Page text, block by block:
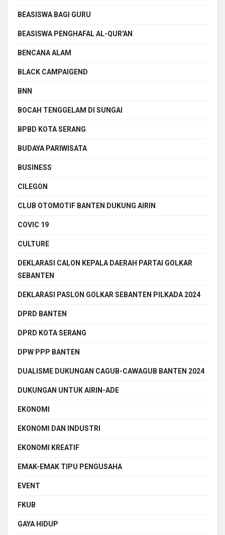
BEASISWA BAGI GURU
BEASISWA PENGHAFAL AL-QUR'AN
BENCANA ALAM
BLACK CAMPAIGEND
BNN
BOCAH TENGGELAM DI SUNGAI
BPBD KOTA SERANG
BUDAYA PARIWISATA
BUSINESS
CILEGON
CLUB OTOMOTIF BANTEN DUKUNG AIRIN
COVIC 19
CULTURE
DEKLARASI CALON KEPALA DAERAH PARTAI GOLKAR
SEBANTEN
DEKLARASI PASLON GOLKAR SEBANTEN PILKADA 2024
DPRD BANTEN
DPRD KOTA SERANG
DPW PPP BANTEN
DUALISME DUKUNGAN CAGUB-CAWAGUB BANTEN 2024
DUKUNGAN UNTUK AIRIN-ADE
EKONOMI
EKONOMI DAN INDUSTRI
EKONOMI KREATIF
EMAK-EMAK TIPU PENGUSAHA
EVENT
FKUB
GAYA HIDUP